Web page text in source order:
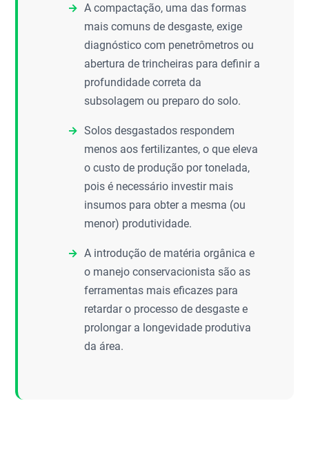
A compactação, uma das formas
mais comuns de desgaste, exige
diagnóstico com penetrômetros ou
abertura de trincheiras para definir a
profundidade correta da
subsolagem ou preparo do solo.
Solos desgastados respondem
menos aos fertilizantes, o que eleva
o custo de produção por tonelada,
pois é necessário investir mais
insumos para obter a mesma (ou
menor) produtividade.
A introdução de matéria orgânica e
o manejo conservacionista são as
ferramentas mais eficazes para
retardar o processo de desgaste e
prolongar a longevidade produtiva
da área.